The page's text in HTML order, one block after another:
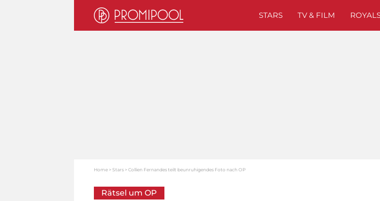
STARS TV & FILM
Home Stars Collien Fernandes teilt beunruhigendes Foto nach OP
Rätsel um OP